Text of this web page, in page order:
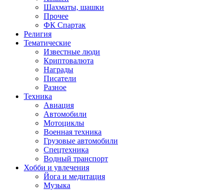
Шахматы, шашки
Прочее
ФК Спартак
Религия
Тематические
Известные люди
Криптовалюта
Награды
Писатели
Разное
Техника
Авиация
Автомобили
Мотоциклы
Военная техника
Грузовые автомобили
Спецтехника
Водный транспорт
Хобби и увлечения
Йога и медитация
Музыка